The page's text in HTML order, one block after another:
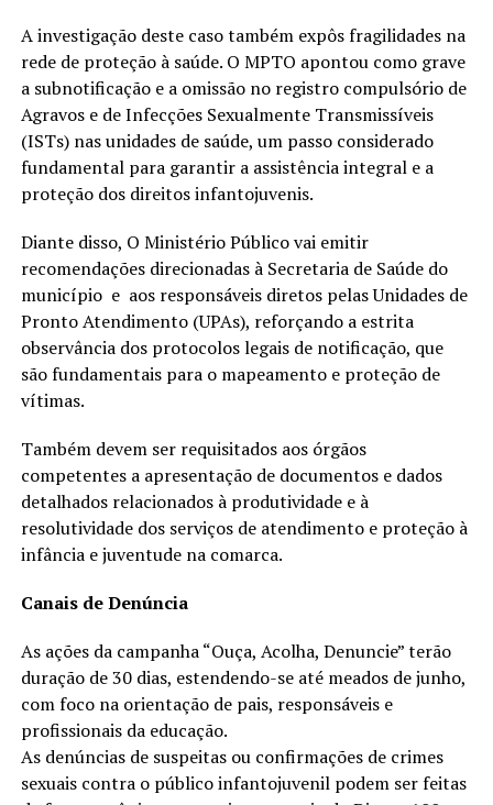
A investigação deste caso também expôs fragilidades na
rede de proteção à saúde. O MPTO apontou como grave
a subnotificação e a omissão no registro compulsório de
Agravos e de Infecções Sexualmente Transmissíveis
(ISTs) nas unidades de saúde, um passo considerado
fundamental para garantir a assistência integral e a
proteção dos direitos infantojuvenis.
Diante disso, O Ministério Público vai emitir
recomendações direcionadas à Secretaria de Saúde do
município e aos responsáveis diretos pelas Unidades de
Pronto Atendimento (UPAs), reforçando a estrita
observância dos protocolos legais de notificação, que
são fundamentais para o mapeamento e proteção de
vítimas.
Também devem ser requisitados aos órgãos
competentes a apresentação de documentos e dados
detalhados relacionados à produtividade e à
resolutividade dos serviços de atendimento e proteção à
infância e juventude na comarca.
Canais de Denúncia
As ações da campanha “Ouça, Acolha, Denuncie” terão
duração de 30 dias, estendendo-se até meados de junho,
com foco na orientação de pais, responsáveis e
profissionais da educação.
As denúncias de suspeitas ou confirmações de crimes
sexuais contra o público infantojuvenil podem ser feitas